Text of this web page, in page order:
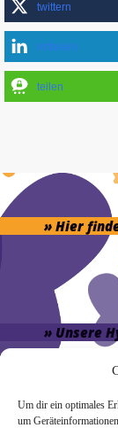
Um dir ein optimales
um
twittern
mitteilen
teilen
» Hier
» Unsere